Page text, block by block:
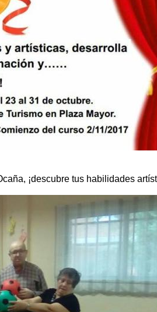
¡descubre tus habilidades